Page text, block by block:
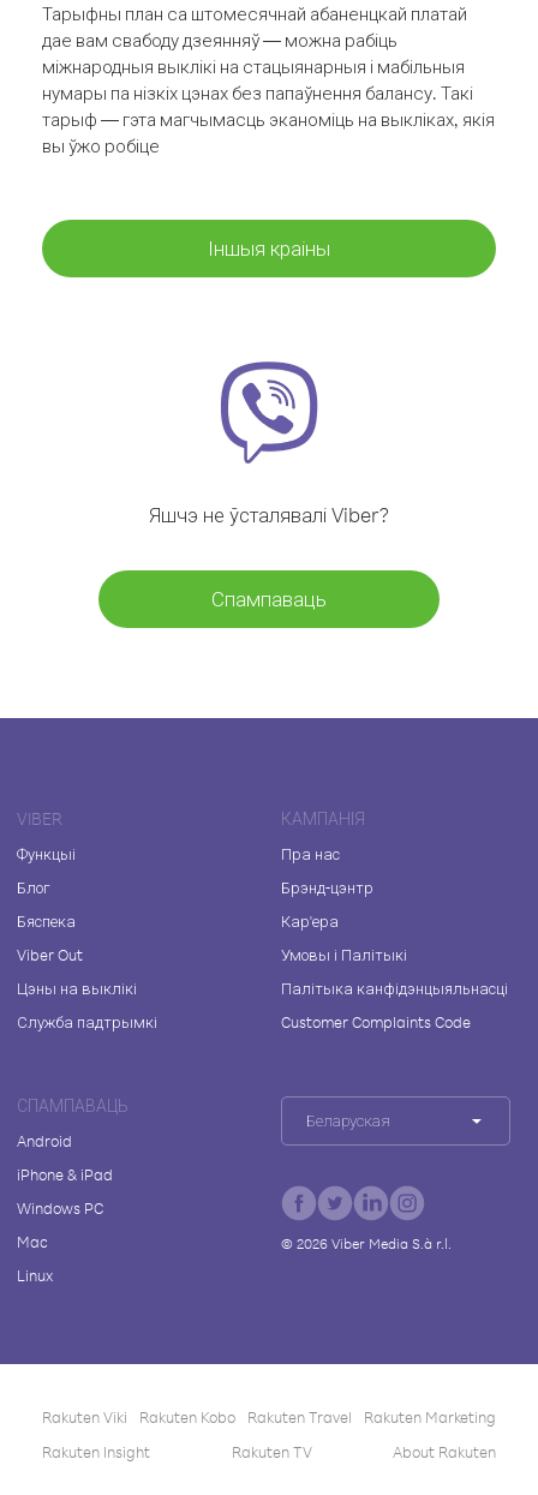
Тарыфны план са штомесячнай абаненцкай платай
дае вам свабоду дзеянняў — можна рабіць
міжнародныя выклікі на стацыянарныя і мабільныя
нумары па нізкіх цэнах без папаўнення балансу. Такі
тарыф — гэта магчымасць эканоміць на выкліках, якія
вы ўжо робіце
Іншыя краіны
Яшчэ не ўсталявалі Viber?
Спампаваць
VIBER
Функцыі
Блог
Бяспека
Viber Out
Цэны на выклікі
Служба падтрымкі
КАМПАНІЯ
Пра нас
Брэнд-цэнтр
Кар'ера
Умовы і Палітыкі
Палітыка канфідэнцыяльнасці
Customer Complaints Code
СПАМПАВАЦЬ
Android
iPhone & iPad
Windows PC
Mac
Linux
Беларуская
© 2026Viber Media S.à r.l.
Rakuten Viki Rakuten Kobo Rakuten Travel
Rakuten Marketing
Rakuten Insight
Rakuten TV About Rakuten